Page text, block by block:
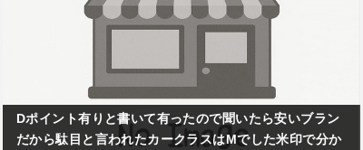
Dポイント有りと書いて有ったので聞いたら安いブラン
だから駄目と言われたカークラスはMでした米印で分か